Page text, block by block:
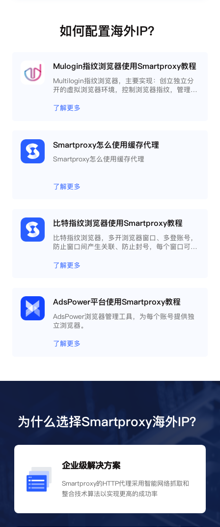
如何配置海外IP？
Mulogin指纹浏览器使用Smartproxy教程
Multilogin指纹浏览器，主要实现：创立独立分
开的虚拟浏览器环境，控制浏览器指纹，管理多
程，开发网络自动化等。
了解更多
Smartproxy怎么使用缓存代理
Smartproxy怎么使用缓存代理
了解更多
比特指纹浏览器使用Smartproxy教程
比特指纹浏览器，多开浏览器窗口、多登账号，
防止窗口间产生关联、防止封号，每个窗口可以
相互间完全环境独立、隔离，避免关联封号。
了解更多
AdsPower平台使用Smartproxy教程
AdsPower浏览器管理工具，为每个账号提供独
立浏览器。
了解更多
为什么选择Smartproxy海外IP？
企业级解决方案
Smartproxy的HTTP代理采用智能网络抓取和
整合技术算法以实现更高的成功率